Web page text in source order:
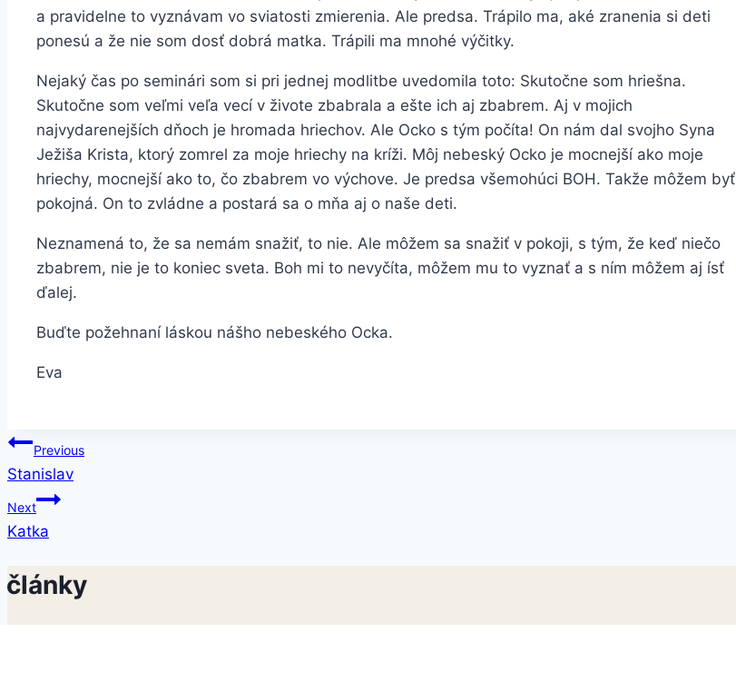
a pravidelne to vyznávam vo sviatosti zmierenia. Ale predsa. Trápilo ma, aké zranenia si deti
ponesú a že nie som dosť dobrá matka. Trápili ma mnohé výčitky.
Nejaký čas po seminári som si pri jednej modlitbe uvedomila toto: Skutočne som hriešna.
Skutočne som veľmi veľa vecí v živote zbabrala a ešte ich aj zbabrem. Aj v mojich
najvydarenejších dňoch je hromada hriechov. Ale Ocko s tým počíta! On nám dal svojho Syna
Ježiša Krista, ktorý zomrel za moje hriechy na kríži. Môj nebeský Ocko je mocnejší ako moje
hriechy, mocnejší ako to, čo zbabrem vo výchove. Je predsa všemohúci BOH. Takže môžem byť
pokojná. On to zvládne a postará sa o mňa aj o naše deti.
Neznamená to, že sa nemám snažiť, to nie. Ale môžem sa snažiť v pokoji, s tým, že keď niečo
zbabrem, nie je to koniec sveta. Boh mi to nevyčíta, môžem mu to vyznať a s ním môžem aj ísť
ďalej.
Buďte požehnaní láskou nášho nebeského Ocka.
Eva
Navigácia
v
článku
Previous
Stanislav
Next
Katka
články